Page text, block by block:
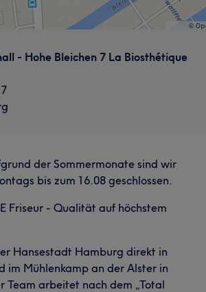
wir Yeliz auf einem starken
Bereich Level 3 Stylistin.
Friseur
über Elham sagen
5
Kreativität unseres Teams! 😊 Vielen
Ihre Katrin Mottschall
Massage
Gesicht Massage
- Hohe Bleichen 7 La Biosthétique
der Sommermonate sind wir
bis zum 16.08 geschlossen.
Friseur - Qualität auf höchstem
Hansestadt Hamburg direkt in
im Mühlenkamp an der Alster in
Team arbeitet nach dem „Total